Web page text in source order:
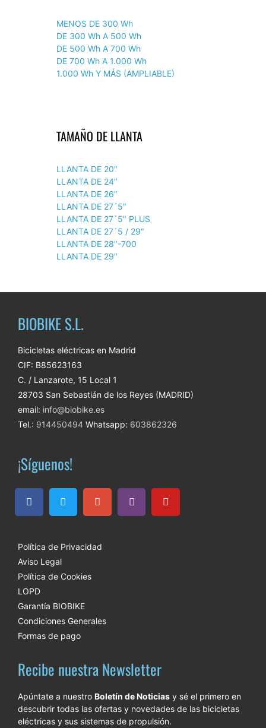
MENOS DE 300 Wh
DE 300 Wh A 500 Wh
DE 500 Wh A 700 Wh
DE 700 Wh A 1.000 Wh
1.000 Wh Y MÁS (AMPLIABLE)
TAMAÑO DE LLANTA
LLANTA DE 20″
LLANTA DE 24″
LLANTA DE 26″
LLANTA DE 27´5″
LLANTA DE 27´5″ PLUS
LLANTA DE 27´5 / 29″
LLANTA DE 28″-700
LLANTA DE 29″
BIOBIKE S.L.
Bicicletas eléctricas en Madrid
CIF: B85623163
C. / Lanzarote, 15 Local 1
28703 San Sebastián de los Reyes (MADRID)
email: info@biobike.es
Tel.: 914450494 Whatsapp: 603862326
¡Síguenos!
Política de Privacidad
Aviso Legal
Política de Cookies
LOPD
Garantía BIOBIKE
Condiciones Generales
Formas de pago
Recibe nuestra Newsletter
Apúntate a nuestro Boletín de Noticias y sé el primero en
descubrir todas las ofertas y novedades de las bicicletas
eléctricas y sus sistemas de propulsión.